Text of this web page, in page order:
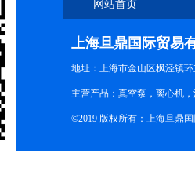
网站首页
上海旦鼎国际贸易
地址：上海市金山区枫泾镇
主营产品：真空泵，离心机
©2019 版权所有：上海旦鼎